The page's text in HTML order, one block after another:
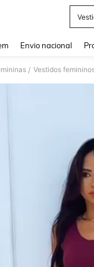
Envio nacional
/ Vestidos